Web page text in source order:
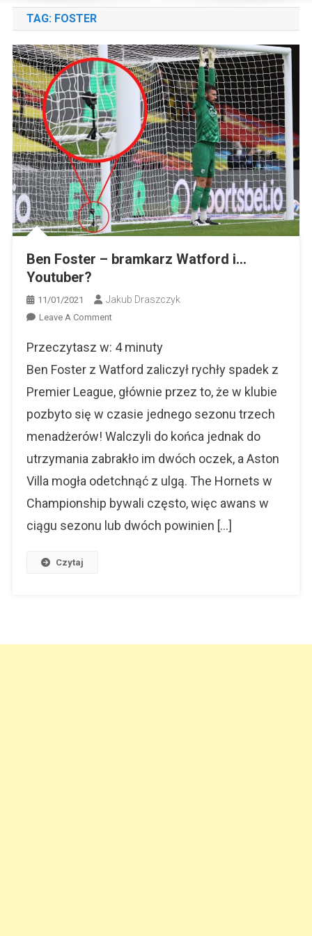
TAG: FOSTER
Ben Foster – bramkarz Watford i…
Youtuber?
11/01/2021 Jakub Draszczyk
Leave A CommentOn
Foster
Watford
I…
Przeczytasz w: 4 minuty
Ben Foster z Watford zaliczył rychły spadek z
Premier League, głównie przez to, że w klubie
pozbyto się w czasie jednego sezonu trzech
menadżerów! Walczyli do końca jednak do
utrzymania zabrakło im dwóch oczek, a Aston
Villa mogła odetchnąć z ulgą. The Hornets w
Championship bywali często, więc awans w
ciągu sezonu lub dwóch powinien […]
Czytaj